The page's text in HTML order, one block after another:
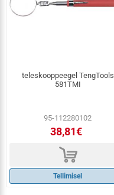
teleskooppeegel TengTools
581TMI
95-112280102
38,81€
d
Tellimisel